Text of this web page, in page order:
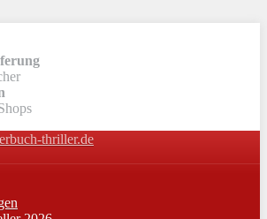
thriller.de